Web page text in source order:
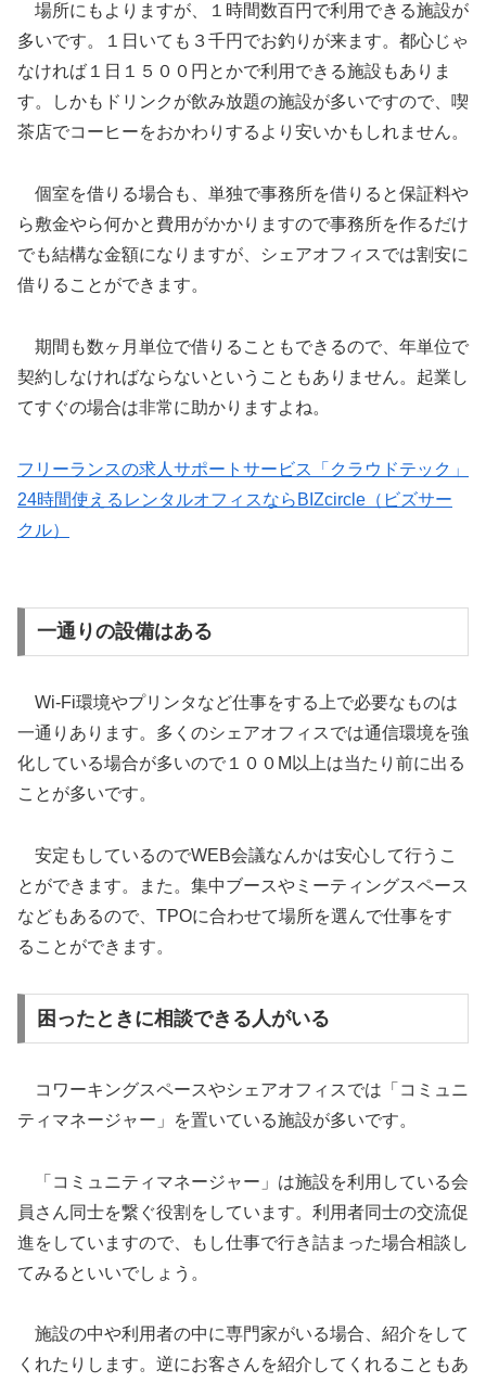
場所にもよりますが、１時間数百円で利用できる施設が
多いです。１日いても３千円でお釣りが来ます。都心じゃ
なければ１日１５００円とかで利用できる施設もありま
す。しかもドリンクが飲み放題の施設が多いですので、喫
茶店でコーヒーをおかわりするより安いかもしれません。
個室を借りる場合も、単独で事務所を借りると保証料や
ら敷金やら何かと費用がかかりますので事務所を作るだけ
でも結構な金額になりますが、シェアオフィスでは割安に
借りることができます。
期間も数ヶ月単位で借りることもできるので、年単位で
契約しなければならないということもありません。起業し
てすぐの場合は非常に助かりますよね。
フリーランスの求人サポートサービス「クラウドテック」
24時間使えるレンタルオフィスならBIZcircle（ビズサー
クル）
一通りの設備はある
Wi-Fi環境やプリンタなど仕事をする上で必要なものは
一通りあります。多くのシェアオフィスでは通信環境を強
化している場合が多いので１００M以上は当たり前に出る
ことが多いです。
安定もしているのでWEB会議なんかは安心して行うこ
とができます。また。集中ブースやミーティングスペース
などもあるので、TPOに合わせて場所を選んで仕事をす
ることができます。
困ったときに相談できる人がいる
コワーキングスペースやシェアオフィスでは「コミュニ
ティマネージャー」を置いている施設が多いです。
「コミュニティマネージャー」は施設を利用している会
員さん同士を繋ぐ役割をしています。利用者同士の交流促
進をしていますので、もし仕事で行き詰まった場合相談し
てみるといいでしょう。
施設の中や利用者の中に専門家がいる場合、紹介をして
くれたりします。逆にお客さんを紹介してくれることもあ